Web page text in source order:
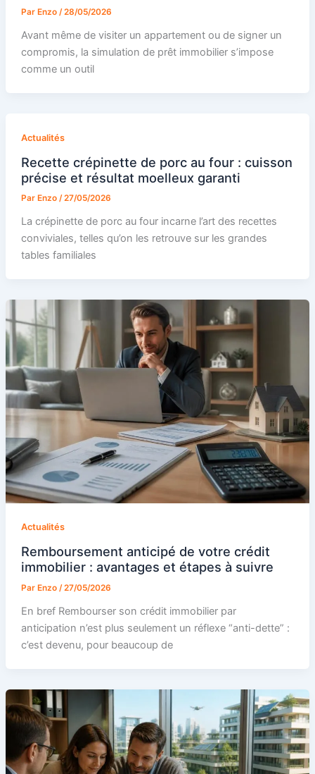
Par Enzo /28/05/2026
Avant même de visiter un appartement ou de signer un
compromis, la simulation de prêt immobilier s’impose
comme un outil
Actualités
Recette crépinette de porc au four : cuisson
précise et résultat moelleux garanti
Par Enzo /27/05/2026
La crépinette de porc au four incarne l’art des recettes
conviviales, telles qu’on les retrouve sur les grandes
tables familiales
Actualités
Remboursement anticipé de votre crédit
immobilier : avantages et étapes à suivre
Par Enzo /27/05/2026
En bref Rembourser son crédit immobilier par
anticipation n’est plus seulement un réflexe “anti-dette” :
c’est devenu, pour beaucoup de